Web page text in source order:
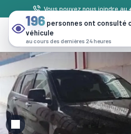
Vous pouvez nous joindre au
196 personnes ont consulté
véhicule
au cours des dernières 24 heures